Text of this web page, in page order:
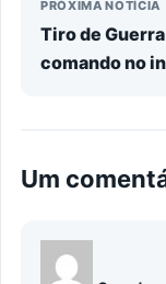
PRÓXIMA NOTÍCIA
Tiro de
comando no
Um